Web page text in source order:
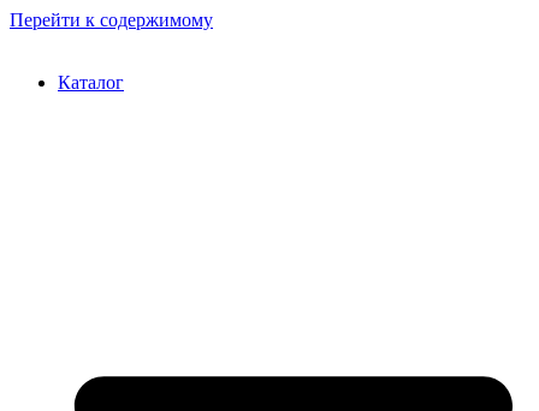
Перейти к содержимому
Каталог